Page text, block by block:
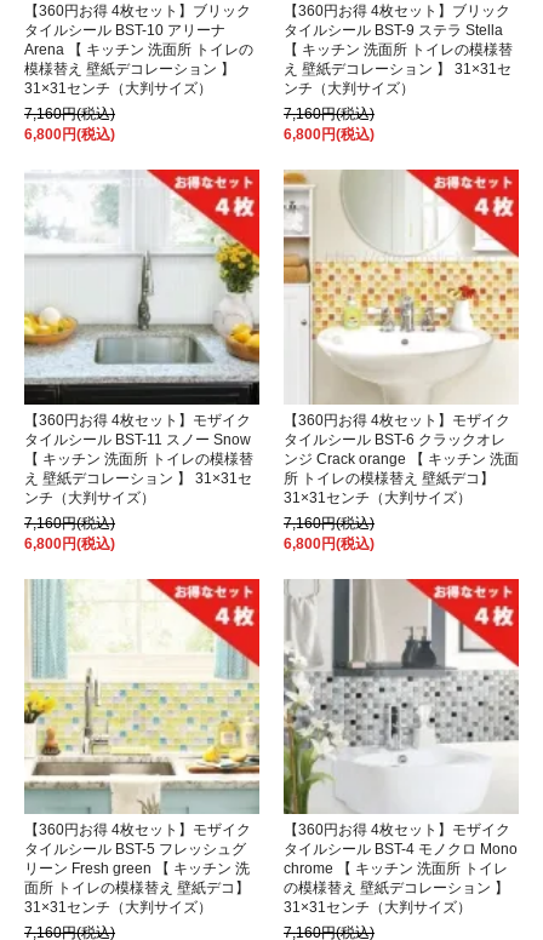
【360円お得 4枚セット】ブリック
タイルシール BST-10 アリーナ
Arena 【 キッチン 洗面所 トイレの
模様替え 壁紙デコレーション 】
31×31センチ（大判サイズ）
7,160円(税込)
6,800円(税込)
【360円お得 4枚セット】ブリック
タイルシール BST-9 ステラ Stella
【 キッチン 洗面所 トイレの模様替
え 壁紙デコレーション 】 31×31セ
ンチ（大判サイズ）
7,160円(税込)
6,800円(税込)
【360円お得 4枚セット】モザイク
タイルシール BST-11 スノー Snow
【 キッチン 洗面所 トイレの模様替
え 壁紙デコレーション 】 31×31セ
ンチ（大判サイズ）
7,160円(税込)
6,800円(税込)
【360円お得 4枚セット】モザイク
タイルシール BST-6 クラックオレ
ンジ Crack orange 【 キッチン 洗面
所 トイレの模様替え 壁紙デコ】
31×31センチ（大判サイズ）
7,160円(税込)
6,800円(税込)
【360円お得 4枚セット】モザイク
タイルシール BST-5 フレッシュグ
リーン Fresh green 【 キッチン 洗
面所 トイレの模様替え 壁紙デコ】
31×31センチ（大判サイズ）
7,160円(税込)
【360円お得 4枚セット】モザイク
タイルシール BST-4 モノクロ Mono
chrome 【 キッチン 洗面所 トイレ
の模様替え 壁紙デコレーション 】
31×31センチ（大判サイズ）
7,160円(税込)